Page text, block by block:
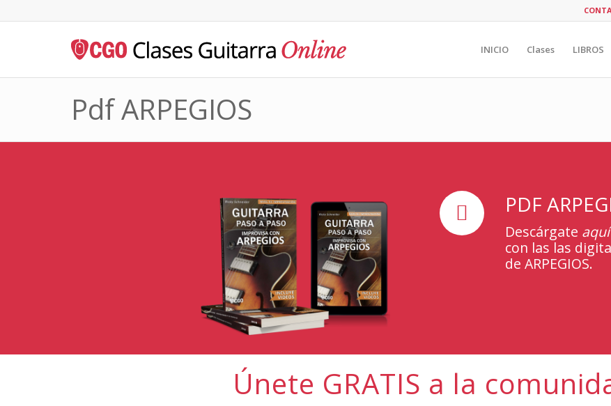
INICIO Clases LIBROS
Pdf ARPEGIOS
PDF
Descárgate aquí
con las las
de ARPEGIOS.
Únete GRATIS a la